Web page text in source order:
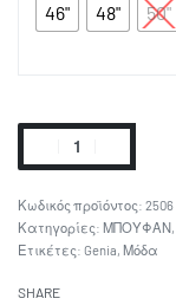
46" 48" 50"
2506
Κατηγορίες: ΜΠΟΥΦΑΝ,
Ετικέτες: Genia, Μόδα
SHARE